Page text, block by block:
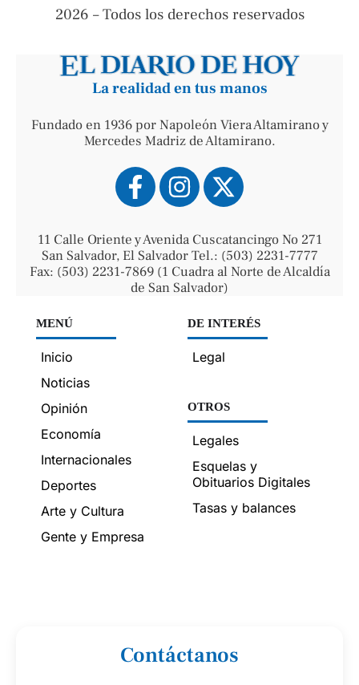
2026 – Todos los derechos reservados
La realidad en tus manos
Fundado en 1936 por Napoleón Viera Altamirano y
Mercedes Madriz de Altamirano.
11 Calle Oriente y Avenida Cuscatancingo No 271
San Salvador, El Salvador Tel.: (503) 2231-7777
Fax: (503) 2231-7869 (1 Cuadra al Norte de Alcaldía
de San Salvador)
MENÚ
Inicio
Noticias
Opinión
Economía
Internacionales
Deportes
Arte y Cultura
Gente y Empresa
DE INTERÉS
Legal
OTROS
Legales
Esquelas y
Obituarios Digitales
Tasas y balances
Contáctanos